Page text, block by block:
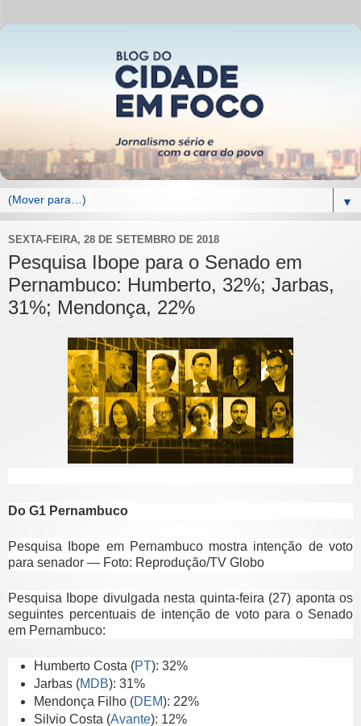
▼
SEXTA-FEIRA, 28 DE SETEMBRO DE 2018
Pesquisa Ibope para o Senado em
Pernambuco: Humberto, 32%; Jarbas,
31%; Mendonça, 22%
Do G1 Pernambuco
Pesquisa Ibope em Pernambuco mostra intenção de voto
para senador — Foto: Reprodução/TV Globo
Pesquisa Ibope divulgada nesta quinta-feira (27) aponta os
seguintes percentuais de intenção de voto para o Senado
em Pernambuco:
Humberto Costa (PT): 32%
Jarbas (MDB): 31%
Mendonça Filho (DEM): 22%
Silvio Costa (Avante): 12%